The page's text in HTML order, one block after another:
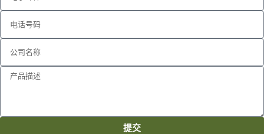
提交